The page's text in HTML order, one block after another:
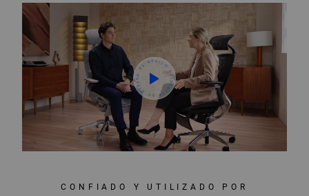
I
L
O
O
F
A
D
E
D
S
E
O D E
A
O
L
O
CONFIADO Y UTILIZADO POR